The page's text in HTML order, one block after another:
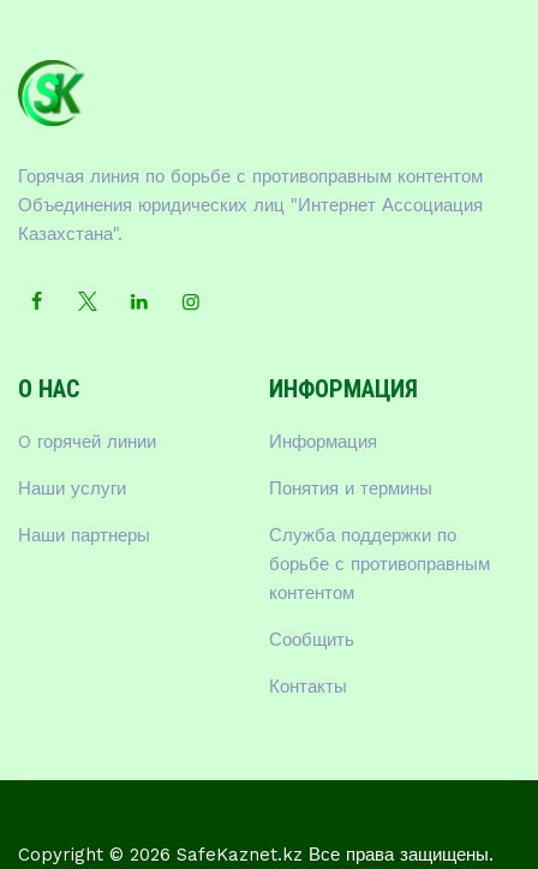
Горячая линия по борьбе с противоправным контентом
Объединения юридических лиц "Интернет Ассоциация
Казахстана".
О НАС
O горячей линии
Наши услуги
Наши партнеры
ИНФОРМАЦИЯ
Информация
Понятия и термины
Служба поддержки по
борьбе с противоправным
контентом
Сообщить
Контакты
Copyright © 2026 SafeKaznet.kz Все права защищены.